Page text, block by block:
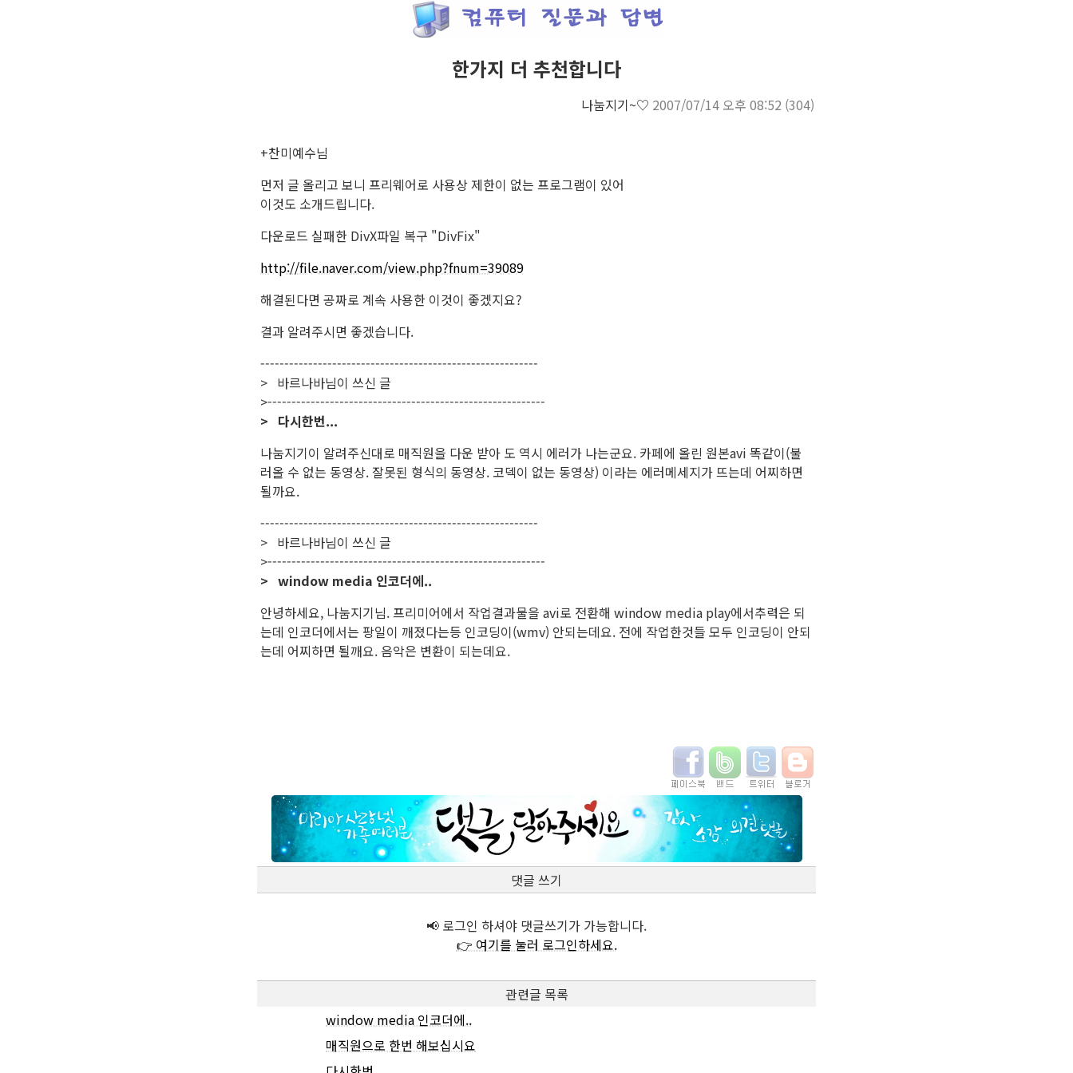
한가지 더 추천합니다
나눔지기~♡ 2007/07/14 오후 08:52 (304)
+찬미예수님
먼저 글 올리고 보니 프리웨어로 사용상 제한이 없는 프로그램이 있어
이것도 소개드립니다.
다운로드 실패한 DivX파일 복구 "DivFix"
http://file.naver.com/view.php?fnum=39089
해결된다면 공짜로 계속 사용한 이것이 좋겠지요?
결과 알려주시면 좋겠습니다.
----------------------------------------------------------
> 바르나바님이 쓰신 글
>----------------------------------------------------------
> 다시한번...
나눔지기이 알려주신대로 매직원을 다운 받아 도 역시 에러가 나는군요. 카페에 올린 원본avi 똑같이(불
러올 수 없는 동영상. 잘못된 형식의 동영상. 코덱이 없는 동영상) 이라는 에러메세지가 뜨는데 어찌하면
될까요.
----------------------------------------------------------
> 바르나바님이 쓰신 글
>----------------------------------------------------------
> window media 인코더에..
안녕하세요, 나눔지기님. 프리미어에서 작업결과물을 avi로 전환해 window media play에서추력은 되
는데 인코더에서는 팡일이 깨졌다는등 인코딩이(wmv) 안되는데요. 전에 작업한것들 모두 인코딩이 안되
는데 어찌하면 될깨요. 음악은 변환이 되는데요.
댓글 쓰기
📢 로그인 하셔야 댓글쓰기가 가능합니다.
👉 여기를 눌러 로그인하세요.
관련글 목록
window media 인코더에..
매직원으로 한번 해보십시요